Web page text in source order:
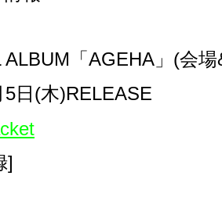
「AGEHA」(会場
5日(木)RELEASE
]